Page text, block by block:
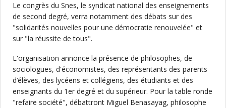
Le congrès du Snes, le syndicat national des enseignements
de second degré, verra notamment des débats sur des
"solidarités nouvelles pour une démocratie renouvelée" et
sur "la réussite de tous".
L'organisation annonce la présence de philosophes, de
sociologues, d'économistes, des représentants des parents
d’élèves, des lycéens et collégiens, des étudiants et des
enseignants du 1er degré et du supérieur. Pour la table ronde
"refaire société", débattront Miguel Benasayag, philosophe